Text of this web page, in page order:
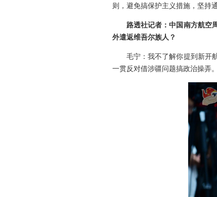
则，避免搞保护主义措施，坚持
路透社记者：中国南方航空
外遣返维吾尔族人？
毛宁：我不了解你提到新开
一贯反对借涉疆问题搞政治操弄。